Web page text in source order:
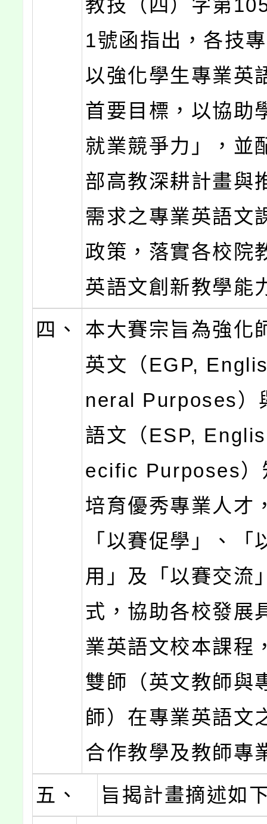
教技（四）字第
1號函指出，各技
以強化學生專業英
首要目標，以協助
就業競爭力」，並
部高教深耕計畫與
需求之專業英語文
政策，落實各校院
英語文創新教學能
四、
本大賽宗旨為強化
英文（EGP,
neral Purposes）
語文（ESP,
ecific Purposes）
培育優秀專業人才
「以賽促學」、「
用」及「以賽交流
式，協助各校發展
業英語文校本課程
雙師（英文教師與
師）在專業英語文
合作教學及教師專
五、
旨揭計畫摘述如